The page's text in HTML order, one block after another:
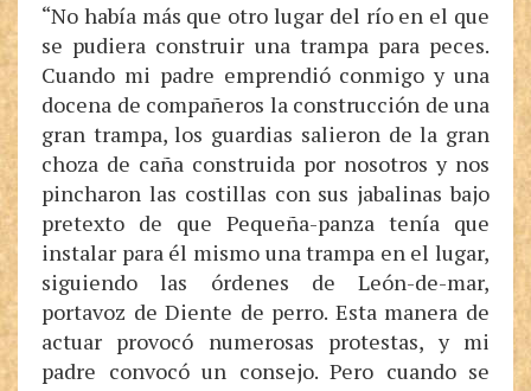
“No había más que otro lugar del río en el que
se pudiera construir una trampa para peces.
Cuando mi padre emprendió conmigo y una
docena de compañeros la construcción de una
gran trampa, los guardias salieron de la gran
choza de caña construida por nosotros y nos
pincharon las costillas con sus jabalinas bajo
pretexto de que Pequeña-panza tenía que
instalar para él mismo una trampa en el lugar,
siguiendo las órdenes de León-de-mar,
portavoz de Diente de perro. Esta manera de
actuar provocó numerosas protestas, y mi
padre convocó un consejo. Pero cuando se